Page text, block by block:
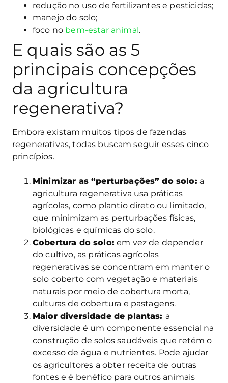
redução no uso de fertilizantes e pesticidas;
manejo do solo;
foco no bem-estar animal .
E quais são as 5
principais concepções
da agricultura
regenerativa?
Embora existam muitos tipos de fazendas
regenerativas, todas buscam seguir esses cinco
princípios.
Minimizar as “perturbações” do solo: a
agricultura regenerativa usa práticas
agrícolas, como plantio direto ou limitado,
que minimizam as perturbações físicas,
biológicas e químicas do solo.
Cobertura do solo: em vez de depender
do cultivo, as práticas agrícolas
regenerativas se concentram em manter o
solo coberto com vegetação e materiais
naturais por meio de cobertura morta,
culturas de cobertura e pastagens.
Maior diversidade de plantas: a
diversidade é um componente essencial na
construção de solos saudáveis que retém o
excesso de água e nutrientes. Pode ajudar
os agricultores a obter receita de outras
fontes e é benéfico para outros animais